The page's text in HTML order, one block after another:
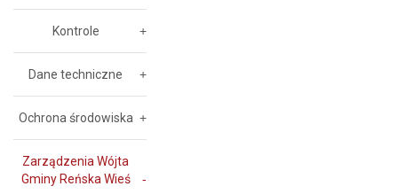
Kontrole
Dane techniczne
Ochrona środowiska
Zarządzenia Wójta
Gminy Reńska Wieś